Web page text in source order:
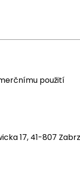
použití
17, 41-807